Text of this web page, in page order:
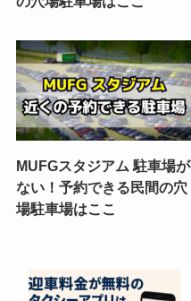
MUFGスタジアム 駐車場が
ない！予約できる民間の穴
場駐車場はここ